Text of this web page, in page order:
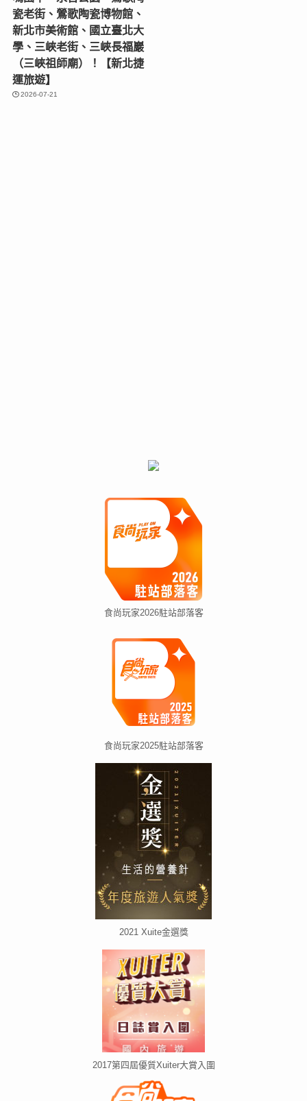
瓷老街、鶯歌陶瓷博物館、
新北市美術館、國立臺北大
學、三峽老街、三峽長福巖
（三峽祖師廟）！【新北捷
運旅遊】
2026-07-21
食尚玩家2026駐站部落客
食尚玩家2025駐站部落客
2021 Xuite金選獎
2017第四屆優質Xuiter大賞入圍